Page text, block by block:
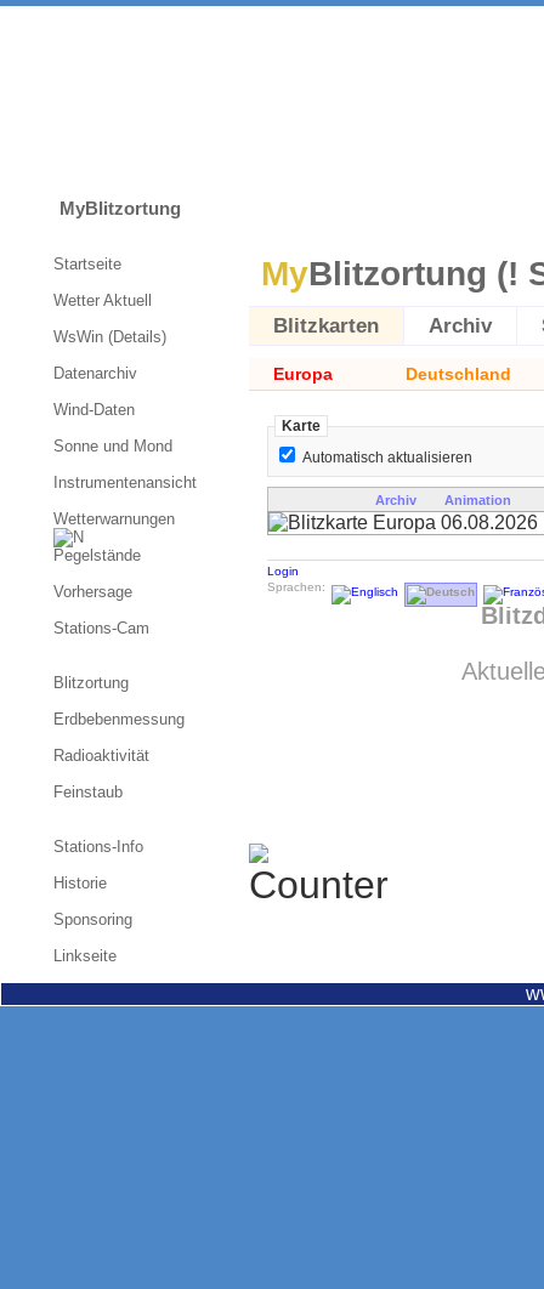
MyBlitzortung
MyBlitzortung (!
Blitzkarten Archiv
Europa Deutschland
Karte
Automatisch aktualisieren
Archiv Animation
Login
Sprachen:
Startseite
Wetter Aktuell
WsWin (Details)
Datenarchiv
Wind-Daten
Sonne und Mond
Instrumentenansicht
Wetterwarnungen
Pegelstände
Vorhersage
Stations-Cam
Blitzortung
Erdbebenmessung
Radioaktivität
Feinstaub
Stations-Info
Historie
Sponsoring
Linkseite